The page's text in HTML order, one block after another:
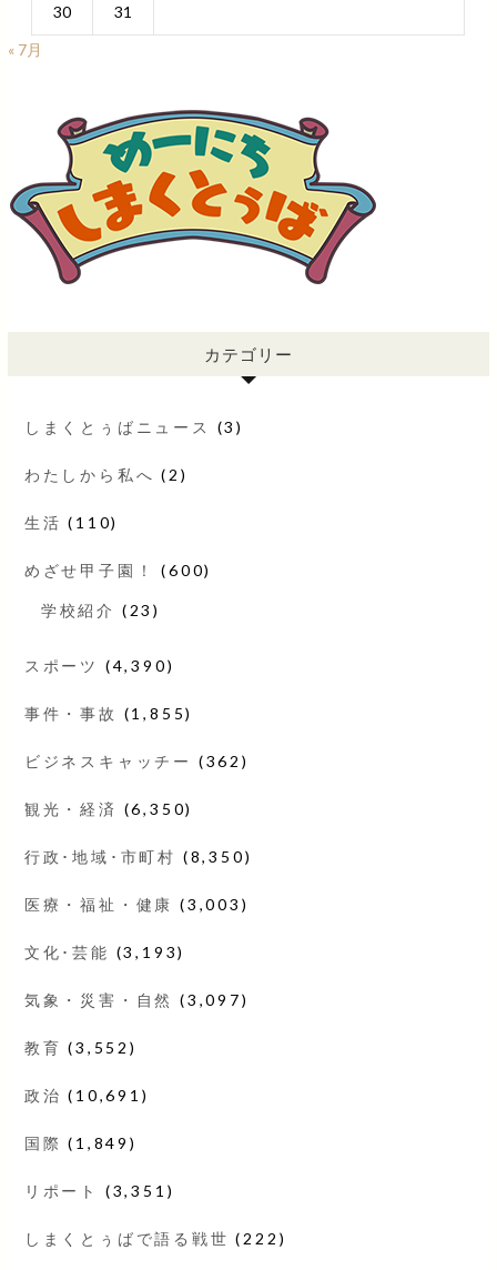
30
31
« 7月
カテゴリー
しまくとぅばニュース (3)
わたしから私へ (2)
生活 (110)
めざせ甲子園！ (600)
学校紹介 (23)
スポーツ (4,390)
事件・事故 (1,855)
ビジネスキャッチー (362)
観光・経済 (6,350)
行政･地域･市町村 (8,350)
医療・福祉・健康 (3,003)
文化･芸能 (3,193)
気象・災害・自然 (3,097)
教育 (3,552)
政治 (10,691)
国際 (1,849)
リポート (3,351)
しまくとぅばで語る戦世 (222)